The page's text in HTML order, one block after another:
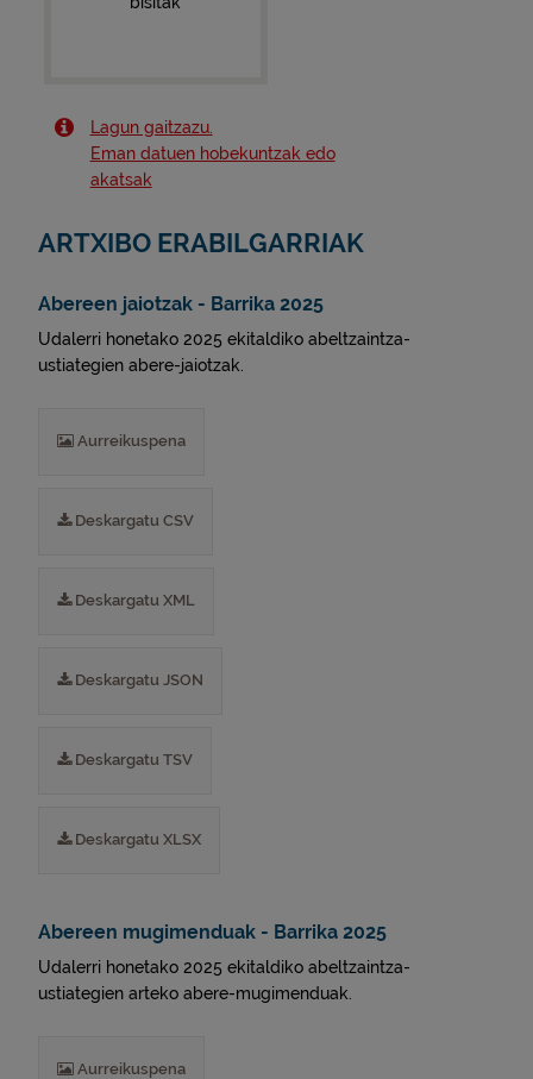
Lagun gaitzazu.
Eman datuen hobekuntzak edo
akatsak
ARTXIBO ERABILGARRIAK
Abereen jaiotzak - Barrika 2025
Udalerri honetako 2025 ekitaldiko abeltzaintza-
ustiategien abere-jaiotzak.
Aurreikuspena
Deskargatu CSV
Deskargatu XML
Deskargatu JSON
Deskargatu TSV
Deskargatu XLSX
Abereen mugimenduak - Barrika 2025
Udalerri honetako 2025 ekitaldiko abeltzaintza-
ustiategien arteko abere-mugimenduak.
Aurreikuspena